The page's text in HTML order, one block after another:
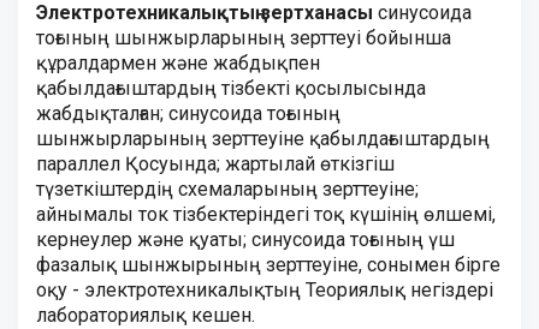
Электротехникалықтың зертханасы синусоида
тоғының шынжырларының зерттеуi бойынша
құралдармен және жабдықпен
қабылдағыштардың тiзбектi қосылысында
жабдықталған; синусоида тоғының
шынжырларының зерттеуiне қабылдағыштардың
параллел Қосуында; жартылай өткiзгiш
түзеткiштердiң схемаларының зерттеуiне;
айнымалы ток тiзбектерiндегi тоқ күшiнiң өлшемi,
кернеулер және қуаты; синусоида тоғының үш
фазалық шынжырының зерттеуiне, сонымен бiрге
оқу - электротехникалықтың Теориялық негiздерi
лабораториялық кешен.